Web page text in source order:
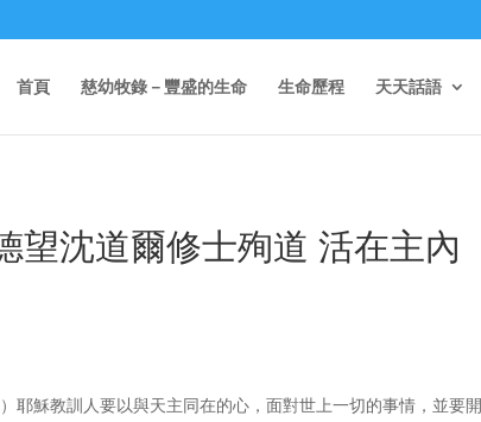
首頁 慈幼牧錄－豐盛的生命 生命歷程 天天話語
望沈道爾修士殉道 活在主內
耶穌教訓人要以與天主同在的心，面對世上一切的事情，並要開